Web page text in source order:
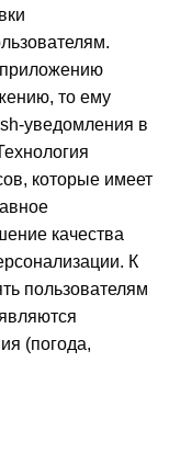
то ему
уведомления в
которые имеет
качества
К
пользователям
(погода,